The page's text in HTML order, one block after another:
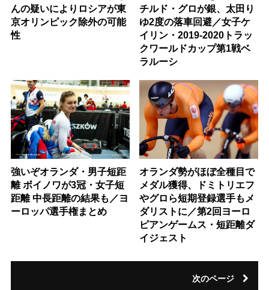
んの疑いによりロシアが東
京オリンピック除外の可能
性
チルド・グロが銀、太田り
ゆ2度の落車回避／女子ケ
イリン・2019-2020トラッ
クワールドカップ第1戦ベ
ラルーシ
強いぞオランダ・男子短距
離 ボイノワが3冠・女子短
距離 中長距離の結果も／ヨ
ーロッパ選手権まとめ
オランダ勢がほぼ全種目で
メダル獲得、ドミトリエフ
やグロら短期登録選手もメ
ダリストに／第2回ヨーロ
ピアンゲームス・短距離ダ
イジェスト
次のページ